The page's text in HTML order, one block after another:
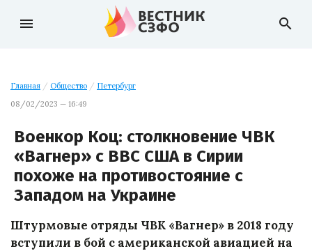
menu search
Главная / Общество / Петербург
08/02/2023 — 16:49
Военкор Коц: столкновение ЧВК
«Вагнер» с ВВС США в Сирии
похоже на противостояние с
Западом на Украине
Штурмовые отряды ЧВК «Вагнер» в 2018 году
вступили в бой с американской авиацией на